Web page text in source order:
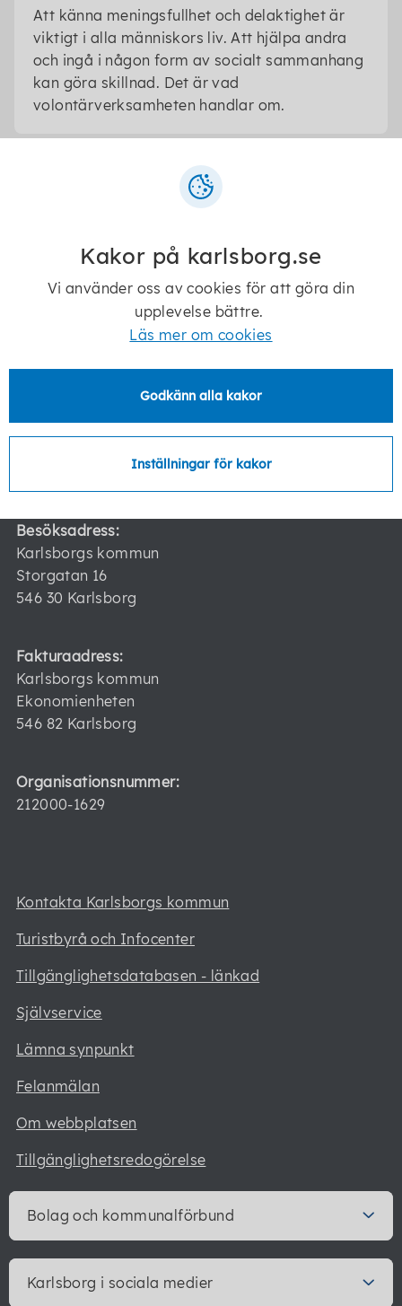
Att känna meningsfullhet och delaktighet är
viktigt i alla människors liv. Att hjälpa andra
och ingå i någon form av socialt sammanhang
kan göra skillnad. Det är vad
volontärverksamheten handlar om.
0505-170 00
E-post:kommun@karlsborg.se
Postadress:
546 82 Karlsborg
Besöksadress:
Karlsborgs kommun
Storgatan 16
546 30 Karlsborg
Fakturaadress:
Karlsborgs kommun
Ekonomienheten
546 82 Karlsborg
Organisationsnummer:
212000-1629
Kontakta Karlsborgs kommun
Turistbyrå och Infocenter
Tillgänglighetsdatabasen - länkad
Självservice
Lämna synpunkt
Felanmälan
Om webbplatsen
Tillgänglighetsredogörelse
Bolag och kommunalförbund
Karlsborg i sociala medier
Kakor på karlsborg.se
Vi använder oss av cookies för att göra din
upplevelse bättre.
Läs mer om cookies
Godkänn alla kakor
Inställningar för kakor